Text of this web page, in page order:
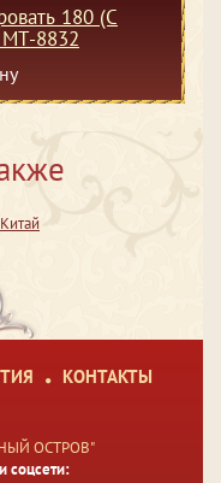
180 (C
8832
КОНТАКТЫ
ОСТРОВ"
соцсети: